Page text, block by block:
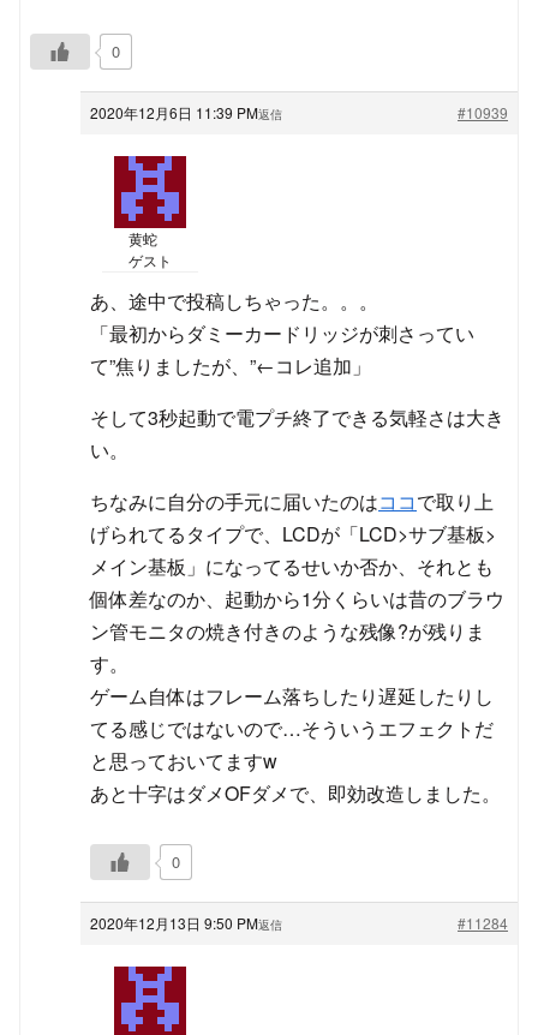
0
2020年12月6日 11:39 PM #10939
返信
黄蛇
ゲスト
あ、途中で投稿しちゃった。。。
「最初からダミーカードリッジが刺さってい
て”焦りましたが、”←コレ追加」
そして3秒起動で電プチ終了できる気軽さは大き
い。
ちなみに自分の手元に届いたのはココで取り上
げられてるタイプで、LCDが「LCD>サブ基板>
メイン基板」になってるせいか否か、それとも
個体差なのか、起動から1分くらいは昔のブラウ
ン管モニタの焼き付きのような残像?が残りま
す。
ゲーム自体はフレーム落ちしたり遅延したりし
てる感じではないので…そういうエフェクトだ
と思っておいてますw
あと十字はダメOFダメで、即効改造しました。
0
2020年12月13日 9:50 PM #11284
返信